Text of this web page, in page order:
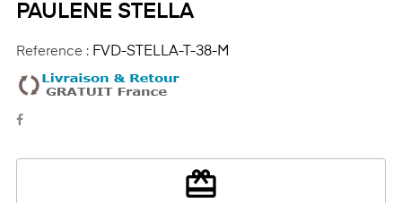
PAULENE STELLA
Reference : FVD-STELLA-T-38-M
redeem